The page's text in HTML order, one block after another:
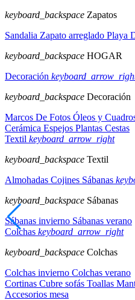
keyboard_backspace Zapatos
Sandalia Zapato arreglado Playa
keyboard_backspace HOGAR
Decoración
keyboard_backspace Decoración
Marcos De Fotos Óleos y
Cerámica Espejos Plantas Cestas
Textil keyboard_arrow_right
keyboard_backspace Textil
Almohadas Cojines Sábanas
keyboard_backspace Sábanas
Sábanas invierno Sábanas verano
Colchas keyboard_arrow_right
keyboard_backspace Colchas
Colchas invierno Colchas verano
Cortinas Cubre sofás Toallas
Accesorios mesa